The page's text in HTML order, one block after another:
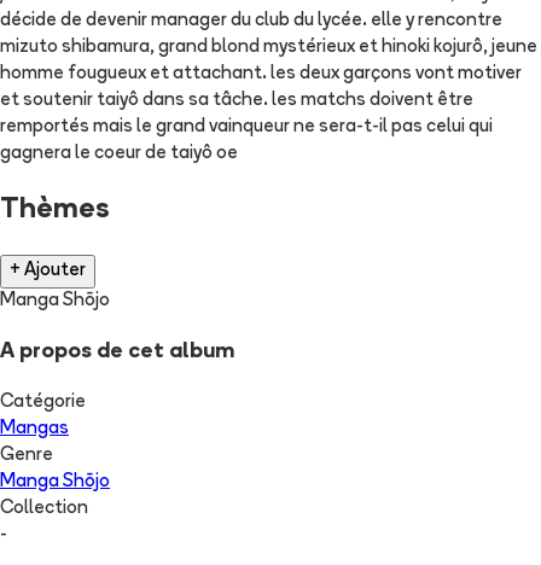
décide de devenir manager du club du lycée. elle y rencontre
mizuto shibamura, grand blond mystérieux et hinoki kojurô, jeune
homme fougueux et attachant. les deux garçons vont motiver
et soutenir taiyô dans sa tâche. les matchs doivent être
remportés mais le grand vainqueur ne sera-t-il pas celui qui
gagnera le coeur de taiyô oe
Thèmes
+ Ajouter
Manga Shōjo
A propos de cet album
Catégorie
Mangas
Genre
Manga Shōjo
Collection
-